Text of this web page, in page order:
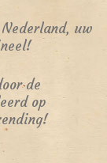
uw
de
op